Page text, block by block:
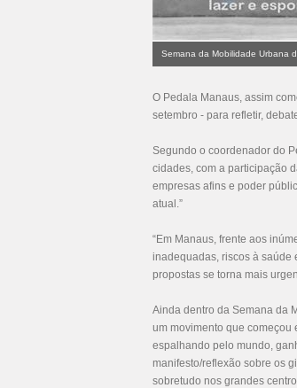
Semana da Mobilidade Urbana
O Pedala Manaus, assim
setembro - para refletir,
Segundo o coordenador do
cidades, com a participação
empresas afins e poder
atual.”
“Em Manaus, frente aos
inadequadas, riscos à saúde
propostas se torna mais
Ainda dentro da Semana da
um movimento que começou
espalhando pelo mundo,
manifesto/reflexão sobre os
sobretudo nos grandes